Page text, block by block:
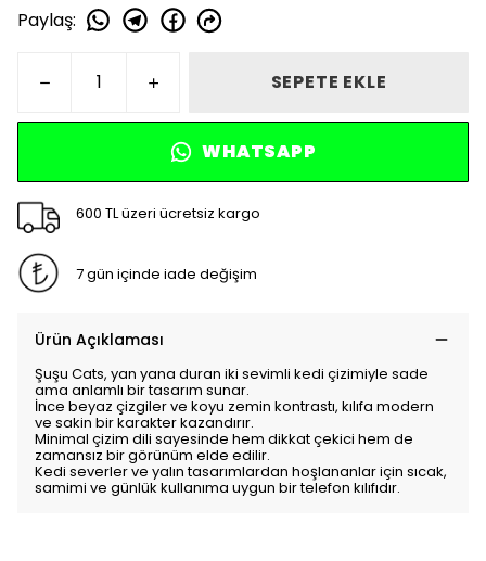
Paylaş:
SEPETE EKLE
WHATSAPP
600 TL üzeri ücretsiz kargo
7 gün içinde iade değişim
Ürün Açıklaması
Şuşu Cats, yan yana duran iki sevimli kedi çizimiyle sade
ama anlamlı bir tasarım sunar.
İnce beyaz çizgiler ve koyu zemin kontrastı, kılıfa modern
ve sakin bir karakter kazandırır.
Minimal çizim dili sayesinde hem dikkat çekici hem de
zamansız bir görünüm elde edilir.
Kedi severler ve yalın tasarımlardan hoşlananlar için sıcak,
samimi ve günlük kullanıma uygun bir telefon kılıfıdır.